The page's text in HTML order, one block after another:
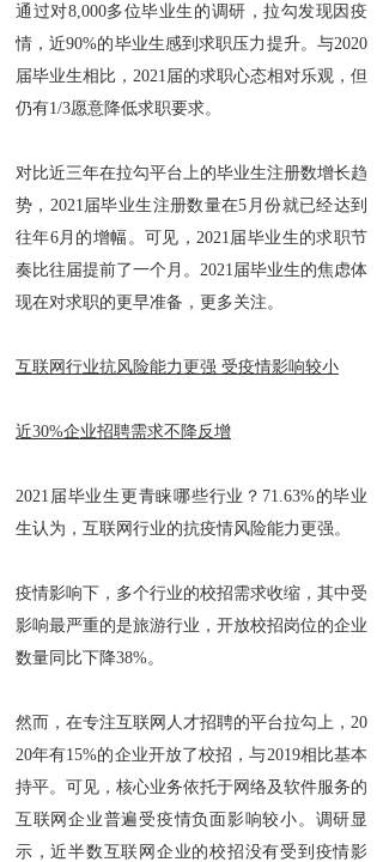
通过对8,000多位毕业生的调研，拉勾发现因疫
情，近90%的毕业生感到求职压力提升。与2020
届毕业生相比，2021届的求职心态相对乐观，但
仍有1/3愿意降低求职要求。
对比近三年在拉勾平台上的毕业生注册数增长趋
势，2021届毕业生注册数量在5月份就已经达到
往年6月的增幅。可见，2021届毕业生的求职节
奏比往届提前了一个月。2021届毕业生的焦虑体
现在对求职的更早准备，更多关注。
互联网行业抗风险能力更强 受疫情影响较小
近30%企业招聘需求不降反增
2021届毕业生更青睐哪些行业？71.63%的毕业
生认为，互联网行业的抗疫情风险能力更强。
疫情影响下，多个行业的校招需求收缩，其中受
影响最严重的是旅游行业，开放校招岗位的企业
数量同比下降38%。
然而，在专注互联网人才招聘的平台拉勾上，20
20年有15%的企业开放了校招，与2019相比基本
持平。可见，核心业务依托于网络及软件服务的
互联网企业普遍受疫情负面影响较小。调研显
示，近半数互联网企业的校招没有受到疫情影